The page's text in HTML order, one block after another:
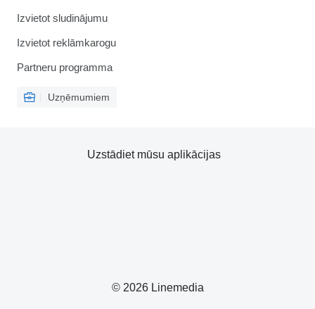
Izvietot sludinājumu
Izvietot reklāmkarogu
Partneru programma
Uzņēmumiem
© 2026 Linemedia
Uzstādiet mūsu aplikācijas